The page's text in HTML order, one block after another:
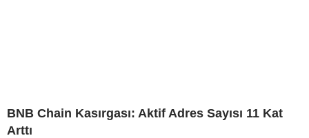
BNB Chain Kasırgası: Aktif Adres Sayısı 11 Kat
Arttı